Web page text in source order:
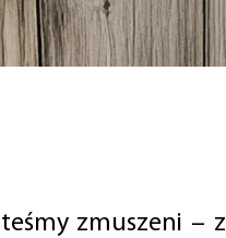
zmuszeni – z